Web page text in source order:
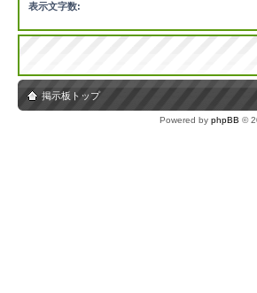
表示文字数:
掲示板トップ
Powered by phpBB ©